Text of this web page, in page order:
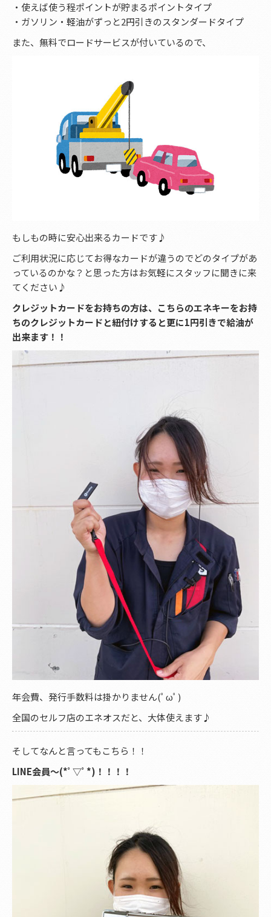
・使えば使う程ポイントが貯まるポイントタイプ
・ガソリン・軽油がずっと2円引きのスタンダードタイプ
また、無料でロードサービスが付いているので、
もしもの時に安心出来るカードです♪
ご利用状況に応じてお得なカードが違うのでどのタイプがあ
っているのかな？と思った方はお気軽にスタッフに聞きに来
てください♪
クレジットカードをお持ちの方は、こちらのエネキーをお持
ちのクレジットカードと紐付けすると更に1円引きで給油が
出来ます！！
年会費、発行手数料は掛かりません(ﾟωﾟ)
全国のセルフ店のエネオスだと、大体使えます♪
そしてなんと言ってもこちら！！
LINE会員〜(*ﾟ▽ﾟ*)！！！！